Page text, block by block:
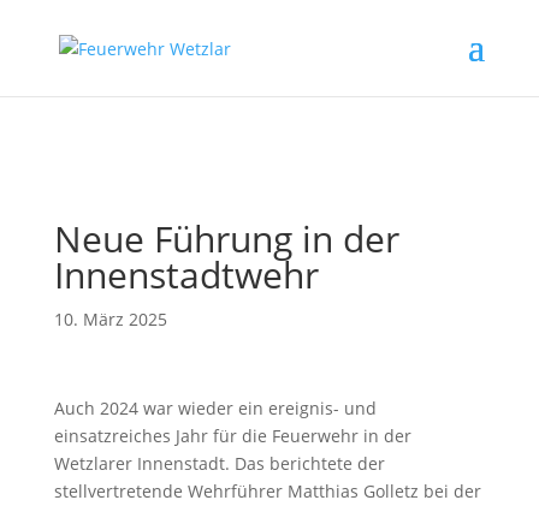
title-Attribut liest
Neue Führung in der
Innenstadtwehr
10. März 2025
Auch 2024 war wieder ein ereignis- und
einsatzreiches Jahr für die Feuerwehr in der
Wetzlarer Innenstadt. Das berichtete der
stellvertretende Wehrführer Matthias Golletz bei der